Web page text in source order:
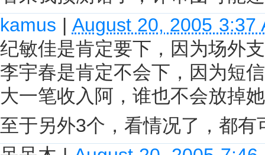
kamus | August 20, 2005 3:37
纪敏佳是肯定要下，因为场外
李宇春是肯定不会下，因为短
大一笔收入阿，谁也不会放掉
至于另外3个，看情况了，都有